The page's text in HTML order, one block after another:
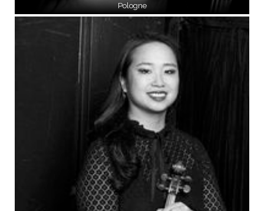
Pologne